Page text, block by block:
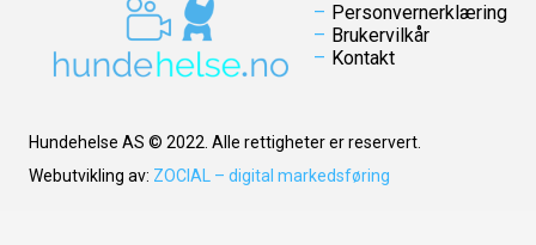
Personvernerklæring
Brukervilkår
Kontakt
Hundehelse AS © 2022. Alle rettigheter er reservert.
Webutvikling av: ZOCIAL – digital markedsføring